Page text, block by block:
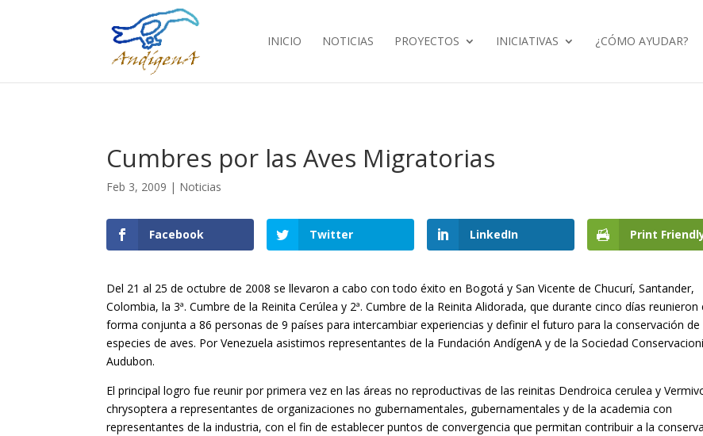
INICIO NOTICIAS PROYECTOS INICIATIVAS ¿CÓMO AYUDAR?
Cumbres por las Aves Migratorias
Feb 3, 2009 | Noticias
Facebook Twitter LinkedIn Print
Del 21 al 25 de octubre de 2008 se llevaron a cabo con todo éxito en Bogotá y San Vicente de Chucurí, Santander,
Colombia, la 3ª. Cumbre de la Reinita Cerúlea y 2ª. Cumbre de la Reinita Alidorada, que durante cinco días reunieron
forma conjunta a 86 personas de 9 países para intercambiar experiencias y definir el futuro para la conservación de
especies de aves. Por Venezuela asistimos representantes de la Fundación AndígenA y de la Sociedad
Audubon.
El principal logro fue reunir por primera vez en las áreas no reproductivas de las reinitas Dendroica cerulea y
chrysoptera a representantes de organizaciones no gubernamentales, gubernamentales y de la academia con
representantes de la industria, con el fin de establecer puntos de convergencia que permitan contribuir a la